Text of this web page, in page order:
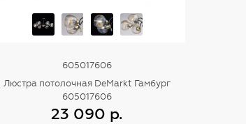
605017606
Люстра потолочная DeMarkt Гамбург
605017606
23 090 р.